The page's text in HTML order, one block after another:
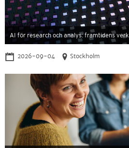
AI för research och analys: framtidens
2026-09-04 Stockholm